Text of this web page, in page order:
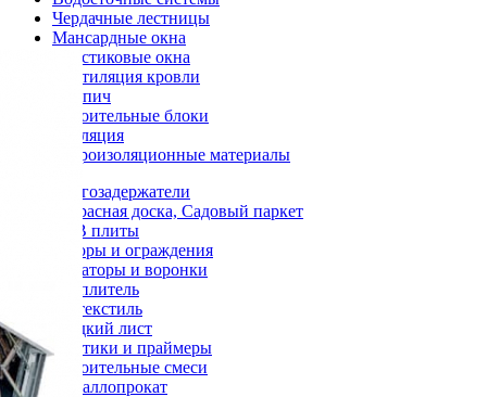
Чердачные лестницы
Мансардные окна
Пластиковые окна
Вентиляция кровли
Кирпич
Строительные блоки
Изоляция
Гидроизоляционные материалы
Снегозадержатели
Террасная доска, Садовый паркет
OSB плиты
Заборы и ограждения
Аэраторы и воронки
Утеплитель
Геотекстиль
Гладкий лист
Мастики и праймеры
Строительные смеси
Металлопрокат